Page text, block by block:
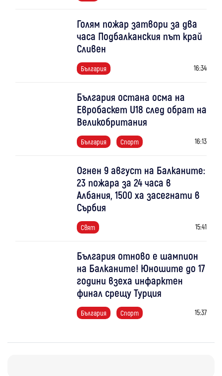
Голям пожар затвори за два
часа Подбалканския път край
Сливен
България 16:34
България остана осма на
Евробаскет U18 след обрат на
Великобритания
България Спорт 16:13
Огнен 9 август на Балканите:
23 пожара за 24 часа в
Албания, 1500 ха засегнати в
Сърбия
Свят 15:41
България отново е шампион
на Балканите! Юношите до 17
години взеха инфарктен
финал срещу Турция
България Спорт 15:37